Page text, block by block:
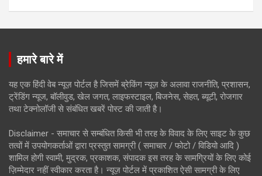
हमारे बारे में
यह एक हिंदी वेब न्यूज़ पोर्टल है जिसमें ब्रेकिंग न्यूज़ के अलावा राजनीति, प्रशासन,
ट्रेंडिंग न्यूज, बॉलीवुड, खेल जगत, लाइफस्टाइल, बिजनेस, सेहत, ब्यूटी, रोजगार
तथा टेक्नोलॉजी से संबंधित खबरें पोस्ट की जाती है।
Disclaimer - समाचार से सम्बंधित किसी भी तरह के विवाद के लिए साइट के कुछ
तत्वों में उपयोगकर्ताओं द्वारा प्रस्तुत सामग्री ( समाचार / फोटो / विडियो आदि )
शामिल होगी स्वामी, मुद्रक, प्रकाशक, संपादक इस तरह के सामग्रियों के लिए कोई
ज़िम्मेदार नहीं स्वीकार करता है। न्यूज़ पोर्टल में प्रकाशित ऐसी सामग्री के लिए